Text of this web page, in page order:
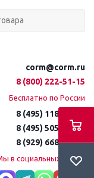
corm@corm.ru
8 (800) 222-51-15
Бесплатно по России
8 (495) 118-61-16
8 (495) 505-51-15
8 (929) 668-95-35
в социальных сетях: